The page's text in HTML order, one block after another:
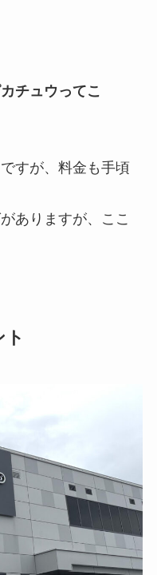
チュウってこ
すが、料金も手頃
ありますが、ここ